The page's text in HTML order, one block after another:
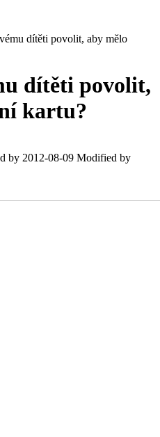
dítěti povolit, aby mělo
dítěti povolit,
kartu?
by 2012-08-09 Modified by